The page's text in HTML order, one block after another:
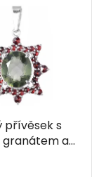
přívěsek s
a